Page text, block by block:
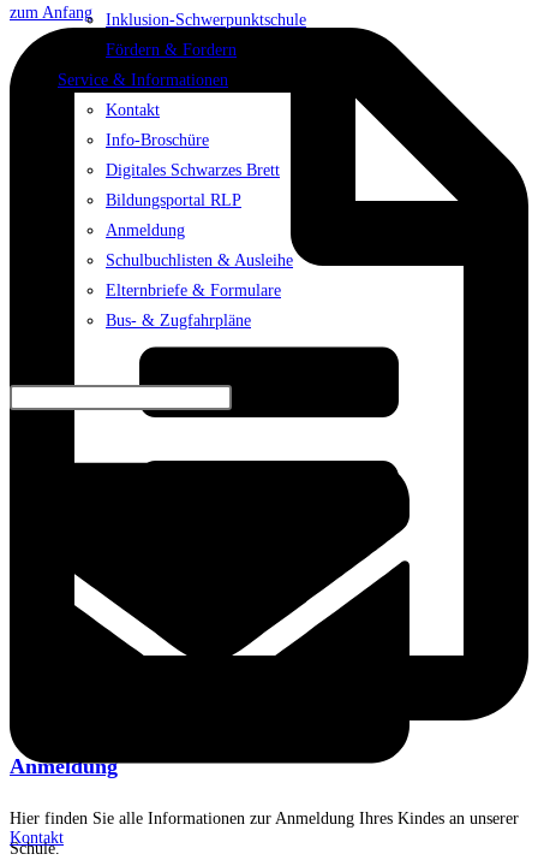
Inklusion-Schwerpunktschule
Fördern & Fordern
Service & Informationen
Kontakt
Info-Broschüre
Digitales Schwarzes Brett
Bildungsportal RLP
Anmeldung
Schulbuchlisten & Ausleihe
Elternbriefe & Formulare
Bus- & Zugfahrpläne
Kontakt
zum Anfang
Anmeldung
Hier finden Sie alle Informationen zur Anmeldung Ihres Kindes an unserer
Schule.